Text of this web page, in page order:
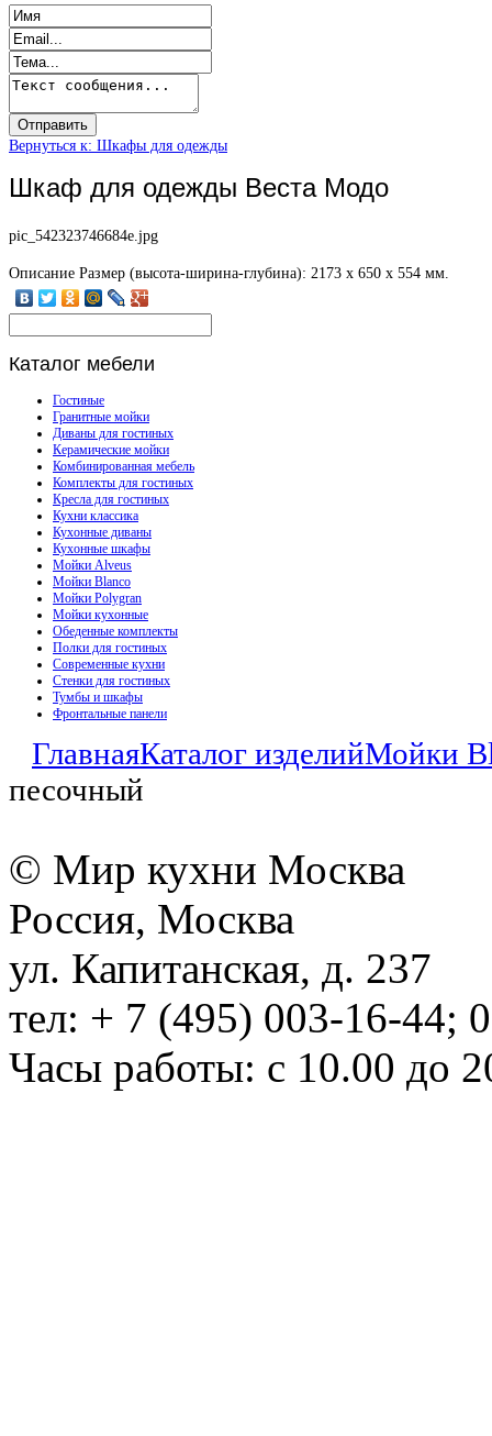
Вернуться к: Шкафы для одежды
Шкаф для одежды Веста Модо
pic_542323746684e.jpg
Описание Размер (высота-ширина-глубина): 2173 х 650 х 554 мм.
Каталог мебели
Гостиные
Гранитные мойки
Диваны для гостиных
Керамические мойки
Комбинированная мебель
Комплекты для гостиных
Кресла для гостиных
Кухни классика
Кухонные диваны
Кухонные шкафы
Мойки Alveus
Мойки Blanco
Мойки Polygran
Мойки кухонные
Обеденные комплекты
Полки для гостиных
Современные кухни
Стенки для гостиных
Тумбы и шкафы
Фронтальные панели
ГлавнаяКаталог изделийМойки
песочный
© Мир кухни Москва
Россия, Москва
ул. Капитанская, д. 237
тел: + 7 (495) 003-16-44;
Часы работы: с 10.00 до